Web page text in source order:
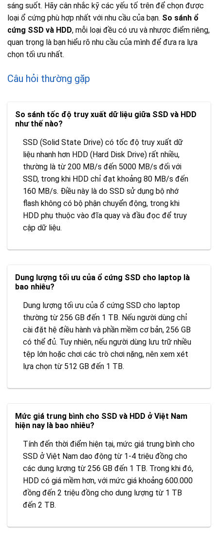
sáng suốt. Hãy cân nhắc kỹ các yếu tố trên để chọn được
loại ổ cứng phù hợp nhất với nhu cầu của bạn. So sánh ổ
cứng SSD và HDD, mỗi loại đều có ưu và nhược điểm riêng,
quan trọng là bạn hiểu rõ nhu cầu của mình để đưa ra lựa
chọn tối ưu nhất.
Câu hỏi thường gặp
So sánh tốc độ truy xuất dữ liệu giữa SSD và HDD
như thế nào?
SSD (Solid State Drive) có tốc độ truy xuất dữ
liệu nhanh hơn HDD (Hard Disk Drive) rất nhiều,
thường là từ 200 MB/s đến 5000 MB/s đối với
SSD, trong khi HDD chỉ đạt khoảng 80 MB/s đến
160 MB/s. Điều này là do SSD sử dụng bộ nhớ
flash không có bộ phận chuyển động, trong khi
HDD phụ thuộc vào đĩa quay và đầu đọc để truy
cập dữ liệu.
Dung lượng tối ưu của ổ cứng SSD cho laptop là
bao nhiêu?
Dung lượng tối ưu của ổ cứng SSD cho laptop
thường từ 256 GB đến 1 TB. Nếu người dùng chỉ
cài đặt hệ điều hành và phần mềm cơ bản, 256 GB
có thể đủ. Tuy nhiên, nếu người dùng lưu trữ nhiều
tệp lớn hoặc chơi các trò chơi nặng, nên xem xét
lựa chọn từ 512 GB đến 1 TB.
Mức giá trung bình cho SSD và HDD ở Việt Nam
hiện nay là bao nhiêu?
Tính đến thời điểm hiện tại, mức giá trung bình cho
SSD ở Việt Nam dao động từ 1-4 triệu đồng cho
các dung lượng từ 256 GB đến 1 TB. Trong khi đó,
HDD có giá mềm hơn, với mức giá khoảng 600.000
đồng đến 2 triệu đồng cho dung lượng từ 1 TB
đến 2 TB.